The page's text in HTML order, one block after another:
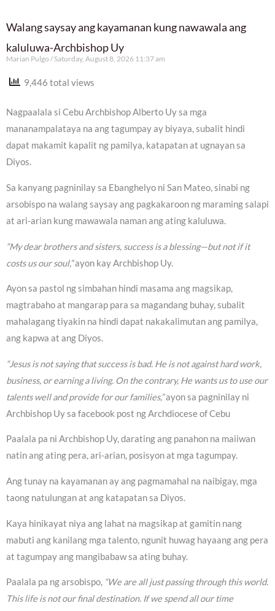
Walang saysay ang kayamanan kung nawawala ang
kaluluwa-Archbishop Uy
Marian Pulgo Saturday, August 8, 2026 11:37 am
9,446 total views
Nagpaalala si Cebu Archbishop Alberto Uy sa mga
mananampalataya na ang tagumpay ay biyaya, subalit hindi
dapat makamit kapalit ng pamilya, katapatan at ugnayan sa
Diyos.
Sa kanyang pagninilay sa Ebanghelyo ni San Mateo, sinabi ng
arsobispo na walang saysay ang pagkakaroon ng maraming salapi
at ari-arian kung mawawala naman ang ating kaluluwa.
“My dear brothers and sisters, success is a blessing—but not if it
costs us our soul,”ayon kay Archbishop Uy.
Ayon sa pastol ng simbahan hindi masama ang magsikap,
magtrabaho at mangarap para sa magandang buhay, subalit
mahalagang tiyakin na hindi dapat nakakalimutan ang pamilya,
ang kapwa at ang Diyos.
“Jesus is not saying that success is bad. He is not against hard work,
business, or earning a living. On the contrary, He wants us to use our
talents well and provide for our families,”ayon sa pagninilay ni
Archbishop Uy sa facebook post ng Archdiocese of Cebu
Paalala pa ni Archbishop Uy, darating ang panahon na maiiwan
natin ang ating pera, ari-arian, posisyon at mga tagumpay.
Ang tunay na kayamanan ay ang pagmamahal na naibigay, mga
taong natulungan at ang katapatan sa Diyos.
Kaya hinikayat niya ang lahat na magsikap at gamitin nang
mabuti ang kanilang mga talento, ngunit huwag hayaang ang pera
at tagumpay ang mangibabaw sa ating buhay.
Paalala pa ng arsobispo, “We are all just passing through this world.
This life is not our final destination. If we spend all our time